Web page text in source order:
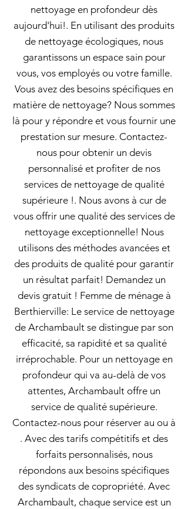
nettoyage en profondeur dès
aujourd'hui!. En utilisant des produits
de nettoyage écologiques, nous
garantissons un espace sain pour
vous, vos employés ou votre famille.
Vous avez des besoins spécifiques en
matière de nettoyage? Nous sommes
là pour y répondre et vous fournir une
prestation sur mesure. Contactez-
nous pour obtenir un devis
personnalisé et profiter de nos
services de nettoyage de qualité
supérieure !. Nous avons à cur de
vous offrir une qualité des services de
nettoyage exceptionnelle! Nous
utilisons des méthodes avancées et
des produits de qualité pour garantir
un résultat parfait! Demandez un
devis gratuit ! Femme de ménage à
Berthierville: Le service de nettoyage
de Archambault se distingue par son
efficacité, sa rapidité et sa qualité
irréprochable. Pour un nettoyage en
profondeur qui va au-delà de vos
attentes, Archambault offre un
service de qualité supérieure.
Contactez-nous pour réserver au ou à
. Avec des tarifs compétitifs et des
forfaits personnalisés, nous
répondons aux besoins spécifiques
des syndicats de copropriété. Avec
Archambault, chaque service est un